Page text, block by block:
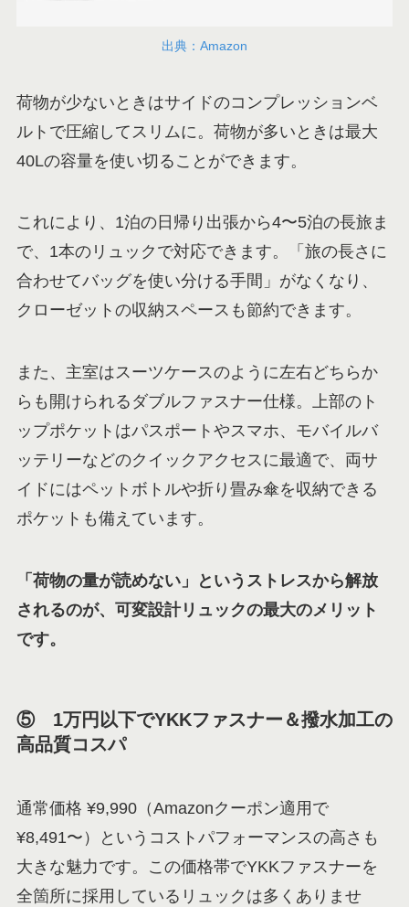
出典：Amazon
荷物が少ないときはサイドのコンプレッションベ
ルトで圧縮してスリムに。荷物が多いときは最大
40Lの容量を使い切ることができます。
これにより、1泊の日帰り出張から4〜5泊の長旅ま
で、1本のリュックで対応できます。「旅の長さに
合わせてバッグを使い分ける手間」がなくなり、
クローゼットの収納スペースも節約できます。
また、主室はスーツケースのように左右どちらか
らも開けられるダブルファスナー仕様。上部のト
ップポケットはパスポートやスマホ、モバイルバ
ッテリーなどのクイックアクセスに最適で、両サ
イドにはペットボトルや折り畳み傘を収納できる
ポケットも備えています。
「荷物の量が読めない」というストレスから解放
されるのが、可変設計リュックの最大のメリット
です。
⑤ 1万円以下でYKKファスナー＆撥水加工の
高品質コスパ
通常価格 ¥9,990（Amazonクーポン適用で
¥8,491〜）というコストパフォーマンスの高さも
大きな魅力です。この価格帯でYKKファスナーを
全箇所に採用しているリュックは多くありませ